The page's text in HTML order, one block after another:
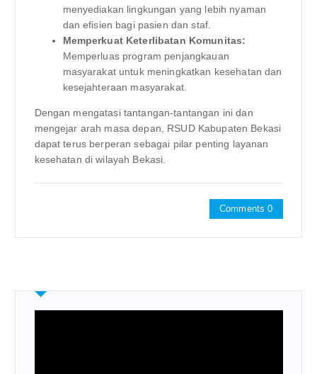
menyediakan lingkungan yang lebih nyaman
dan efisien bagi pasien dan staf.
Memperkuat Keterlibatan Komunitas:
Memperluas program penjangkauan
masyarakat untuk meningkatkan kesehatan dan
kesejahteraan masyarakat.
Dengan mengatasi tantangan-tantangan ini dan
mengejar arah masa depan, RSUD Kabupaten Bekasi
dapat terus berperan sebagai pilar penting layanan
kesehatan di wilayah Bekasi.
Comments 0